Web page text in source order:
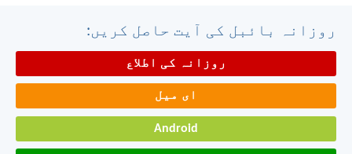
روزانہ بائبل کی آیت حاصل کریں:
روزانہ کی اطلاع
ای میل
Android